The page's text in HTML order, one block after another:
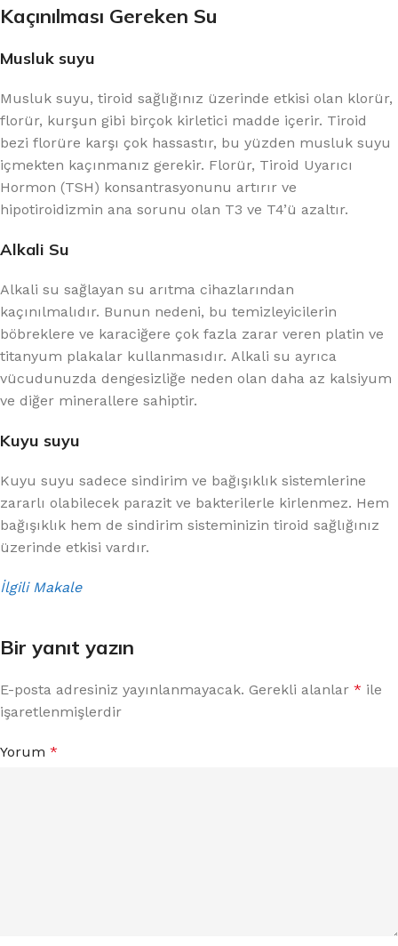
Kaçınılması Gereken Su
Musluk suyu
Musluk suyu, tiroid sağlığınız üzerinde etkisi olan klorür,
florür, kurşun gibi birçok kirletici madde içerir. Tiroid
bezi florüre karşı çok hassastır, bu yüzden musluk suyu
içmekten kaçınmanız gerekir. Florür, Tiroid Uyarıcı
Hormon (TSH) konsantrasyonunu artırır ve
hipotiroidizmin ana sorunu olan T3 ve T4’ü azaltır.
Alkali Su
Alkali su sağlayan su arıtma cihazlarından
kaçınılmalıdır. Bunun nedeni, bu temizleyicilerin
böbreklere ve karaciğere çok fazla zarar veren platin ve
titanyum plakalar kullanmasıdır. Alkali su ayrıca
vücudunuzda dengesizliğe neden olan daha az kalsiyum
ve diğer minerallere sahiptir.
Kuyu suyu
Kuyu suyu sadece sindirim ve bağışıklık sistemlerine
zararlı olabilecek parazit ve bakterilerle kirlenmez. Hem
bağışıklık hem de sindirim sisteminizin tiroid sağlığınız
üzerinde etkisi vardır.
İlgili Makale
Bir yanıt yazın
E-posta adresiniz yayınlanmayacak. Gerekli alanlar * ile
işaretlenmişlerdir
Yorum *